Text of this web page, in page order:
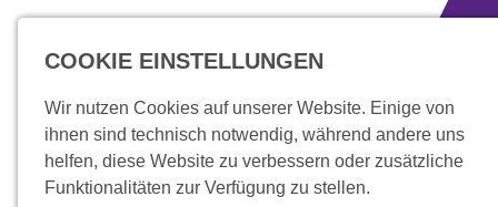
zum Inhalt springen
COOKIE EINSTELLUNGEN
Wir nutzen Cookies auf unserer Website. Einige von
ihnen sind technisch notwendig, während andere uns
helfen, diese Website zu verbessern oder zusätzliche
Funktionalitäten zur Verfügung zu stellen.